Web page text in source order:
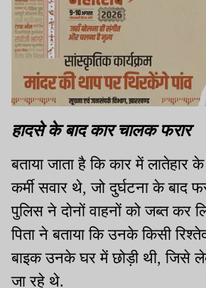
हादसे के बाद कार चालक फरार
बताया जाता है कि कार में
कर्मी सवार थे, जो दुर्घटना के बाद
पुलिस ने दोनों वाहनों को जब्‍त कर
पिता ने बताया कि उनके किसी
बाइक उनके घर में छोड़ी थी, जिसे
जा रहे थे.